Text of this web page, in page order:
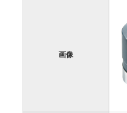
画像